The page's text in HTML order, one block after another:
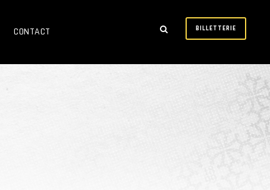
CONTACT BILLETTERIE